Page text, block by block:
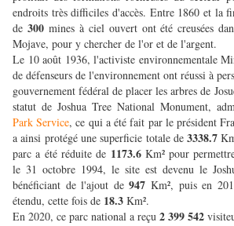
endroits très difficiles d'accès. Entre 1860 et la
de 300mines à ciel ouvert ont été creusées
Mojave, pour y chercher de l'or et de l'argent.
Le 10 août 1936, l'activiste environnementale
de défenseurs de l'environnement ont réussi à
gouvernement fédéral de placer les arbres de
statut de Joshua Tree National Monument,
Park Service, ce qui a été fait par le président
a ainsi protégé une superficie totale de3338.7
parc a été réduite de 1173.6 Km² pour
le 31 octobre 1994, le site est devenu le
bénéficiant de l'ajout de947 Km², puis en
étendu, cette fois de 18.3 Km².
En 2020, ce parc national a reçu 2 399 542